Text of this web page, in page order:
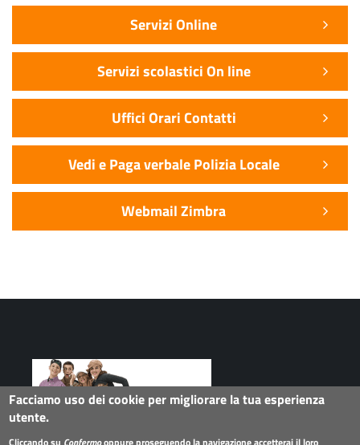
Servizi Online
Servizi scolastici On line
Uffici Orari Contatti
Vedi e Paga verbale Polizia Locale
Webmail Zimbra
Facciamo uso dei cookie per migliorare la tua esperienza
utente.